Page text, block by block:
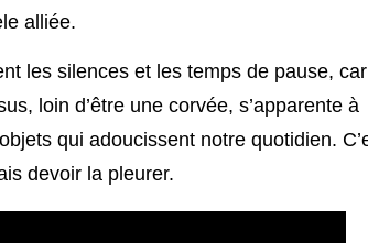
alliée.
les silences et les temps de pause, car
loin d’être une corvée, s’apparente à
qui adoucissent notre quotidien.
devoir la pleurer.